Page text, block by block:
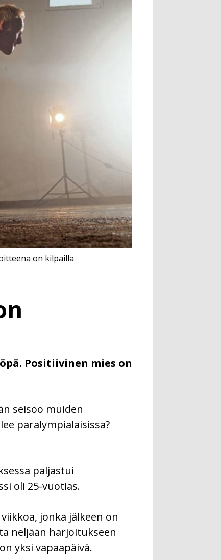
Positiivinen mies on
on kilpailla
seisoo muiden
paralympialaisissa?
paljastui
oli 25-vuotias.
jonka jälkeen on
neljään harjoitukseen
yksi vapaapäivä.